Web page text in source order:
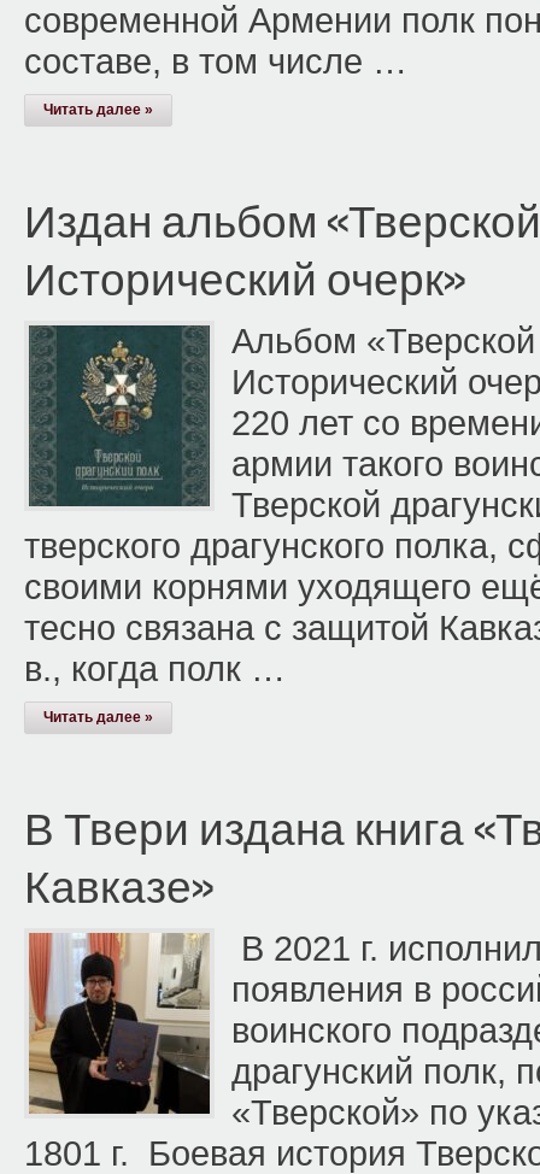
современной Армении полк
составе, в том числе …
Читать далее »
Издан альбом
Исторический очерк»
Альбом «Тверской
Исторический
220 лет со
армии такого
Тверской
тверского драгунского полка,
своими корнями уходящего
тесно связана с защитой
в., когда полк …
Читать далее »
В Твери издана книга
Кавказе»
В 2021 г.
появления в
воинского
драгунский полк,
«Тверской» по
1801 г. Боевая история